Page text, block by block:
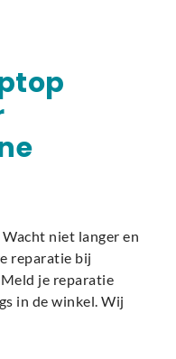
niet langer en
reparatie bij
je reparatie
in de winkel. Wij